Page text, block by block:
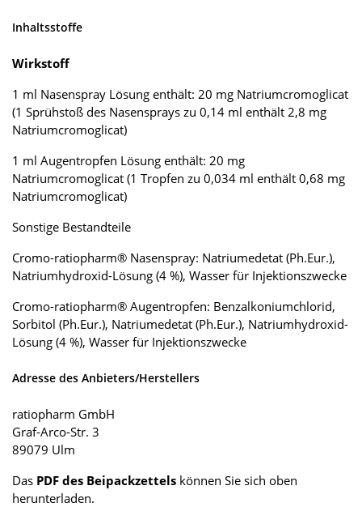
Inhaltsstoffe
Wirkstoff
1 ml Nasenspray Lösung enthält: 20 mg Natriumcromoglicat
(1 Sprühstoß des Nasensprays zu 0,14 ml enthält 2,8 mg
Natriumcromoglicat)
1 ml Augentropfen Lösung enthält: 20 mg
Natriumcromoglicat (1 Tropfen zu 0,034 ml enthält 0,68 mg
Natriumcromoglicat)
Sonstige Bestandteile
Cromo-ratiopharm® Nasenspray: Natriumedetat (Ph.Eur.),
Natriumhydroxid-Lösung (4 %), Wasser für Injektionszwecke
Cromo-ratiopharm® Augentropfen: Benzalkoniumchlorid,
Sorbitol (Ph.Eur.), Natriumedetat (Ph.Eur.), Natriumhydroxid-
Lösung (4 %), Wasser für Injektionszwecke
Adresse des Anbieters/Herstellers
ratiopharm GmbH
Graf-Arco-Str. 3
89079 Ulm
Das PDF des Beipackzettels können Sie sich oben
herunterladen.